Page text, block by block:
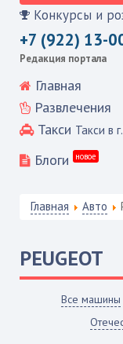
Конкурсы и
+7 (922) 13-
Редакция портала
Главная
Развлечения
Такси Такси в
Блоги
новое
Главная Авто
PEUGEOT
Все машины